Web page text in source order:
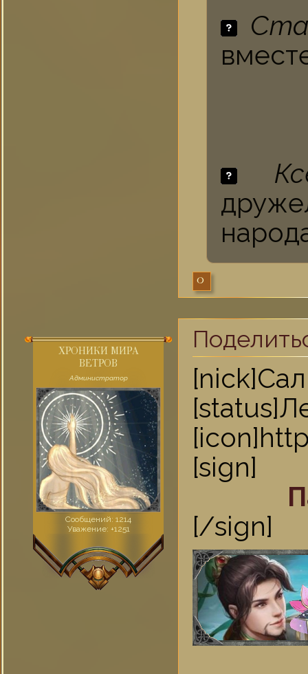
0
ХРОНИКИ МИРА
ВЕТРОВ
Администратор
Сообщений: 1214
Уважение: +1251
[sign]
[/sign]